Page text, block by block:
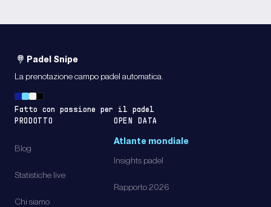
Padel Snipe
La prenotazione campo padel automatica.
Fatto con passione per il padel
PRODOTTO
Blog
Statistiche live
Chi siamo
OPEN DATA
Atlante mondiale
Insights padel
Rapporto 2026